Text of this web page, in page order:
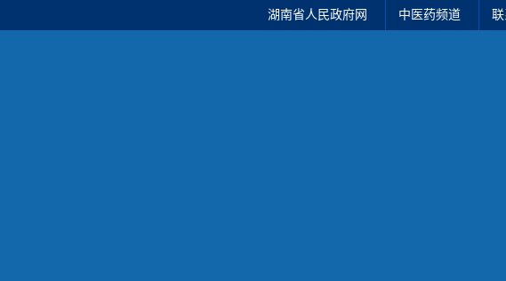
湖南省人民政府网 中医药频道 联